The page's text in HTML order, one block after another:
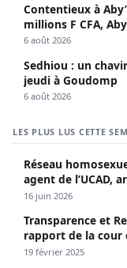
Contentieux à
millions F CFA,
sociaux
6 août 2026
Sedhiou : un
jeudi à Goudomp
6 août 2026
LES PLUS LUS CETTE
Réseau
agent de l’UCAD,
propagé le VIH
16 juin 2026
Transparence et
rapport de la cour
19 février 2025